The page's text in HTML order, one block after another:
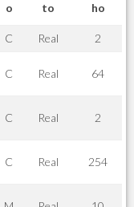
o
to
ho
C Real
2
C Real 64
C Real 2
C Real 254